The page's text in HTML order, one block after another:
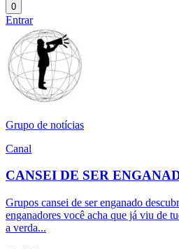
0
Entrar
Grupo de notícias
Canal
CANSEI DE SER
Grupos cansei de ser enganado
enganadores você acha que já viu de
a verda...